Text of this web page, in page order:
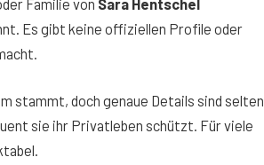
Es gibt keine offiziellen Profile oder
stammt, doch genaue Details sind selten
sie ihr Privatleben schützt. Für viele